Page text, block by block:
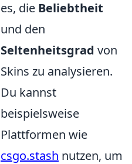
es, die Beliebtheit
und den
Seltenheitsgrad von
Skins zu analysieren.
Du kannst
beispielsweise
Plattformen wie
csgo.stash nutzen, um